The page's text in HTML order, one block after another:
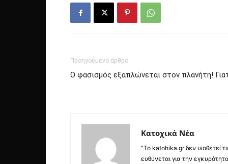
Προηγούμενο άρθρο
Ο φασισμός εξαπλώνεται στον πλανήτη!
Κατοχικά Νέα
"Το katohika.gr δεν υιοθετεί
ευθύνεται για την